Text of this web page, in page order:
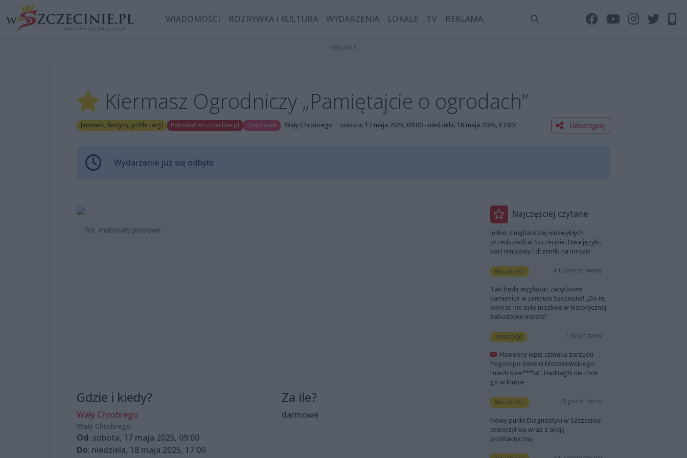
WIADOMOŚCI ROZRYWKA I KULTURA WYDARZENIA LOKALE TV REKLAMA
Kiermasz Ogrodniczy „Pamiętajcie o ogrodach”
Jarmarki, festyny, pchle targi Patronat wSzczecinie.pl Darmowe Wały Chrobrego sobota, 17 maja 2025, 09:00 - niedziela, 18 maja 2025, 17:00 Udostępnij
Wydarzenie już się odbyło
fot. materiały prasowe
Gdzie i kiedy?
Wały Chrobrego
Wały Chrobrego
Od: sobota, 17 maja 2025, 09:00
Do: niedziela, 18 maja 2025, 17:00
Za ile?
darmowe
Najczęściej czytane
Jedno z najbardziej niezwykłych
przedszkoli w Szczecinie. Dwa języki,
kort tenisowy i drzemki na mrozie
Aktualności art. sponsorowany
Tak będą wyglądać zabytkowe
kamienice w centrum Szczecina! „Do tej
pory to nie było możliwe w historycznej
zabudowie miasta”
Inwestycje 1 dzień temu
Haniebny wpis członka zarządu
Pogoni po śmierci Morozowskiego:
“niech spie***la”. Haditaghi nie chce
go w klubie
Aktualności 21 godzin temu
Nowy punkt Diagnostyki w Szczecinie
otworzył się wraz z akcją
profilaktyczną